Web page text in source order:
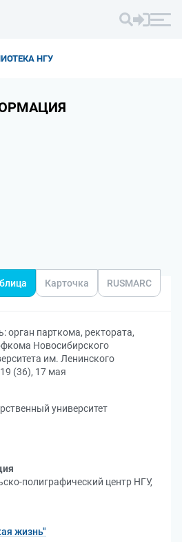
НГУ
Карточка RUSMARC
орган парткома, ректората,
Новосибирского
им. Ленинского
(36), 17 мая
университет
полиграфический центр НГУ,
жизнь"